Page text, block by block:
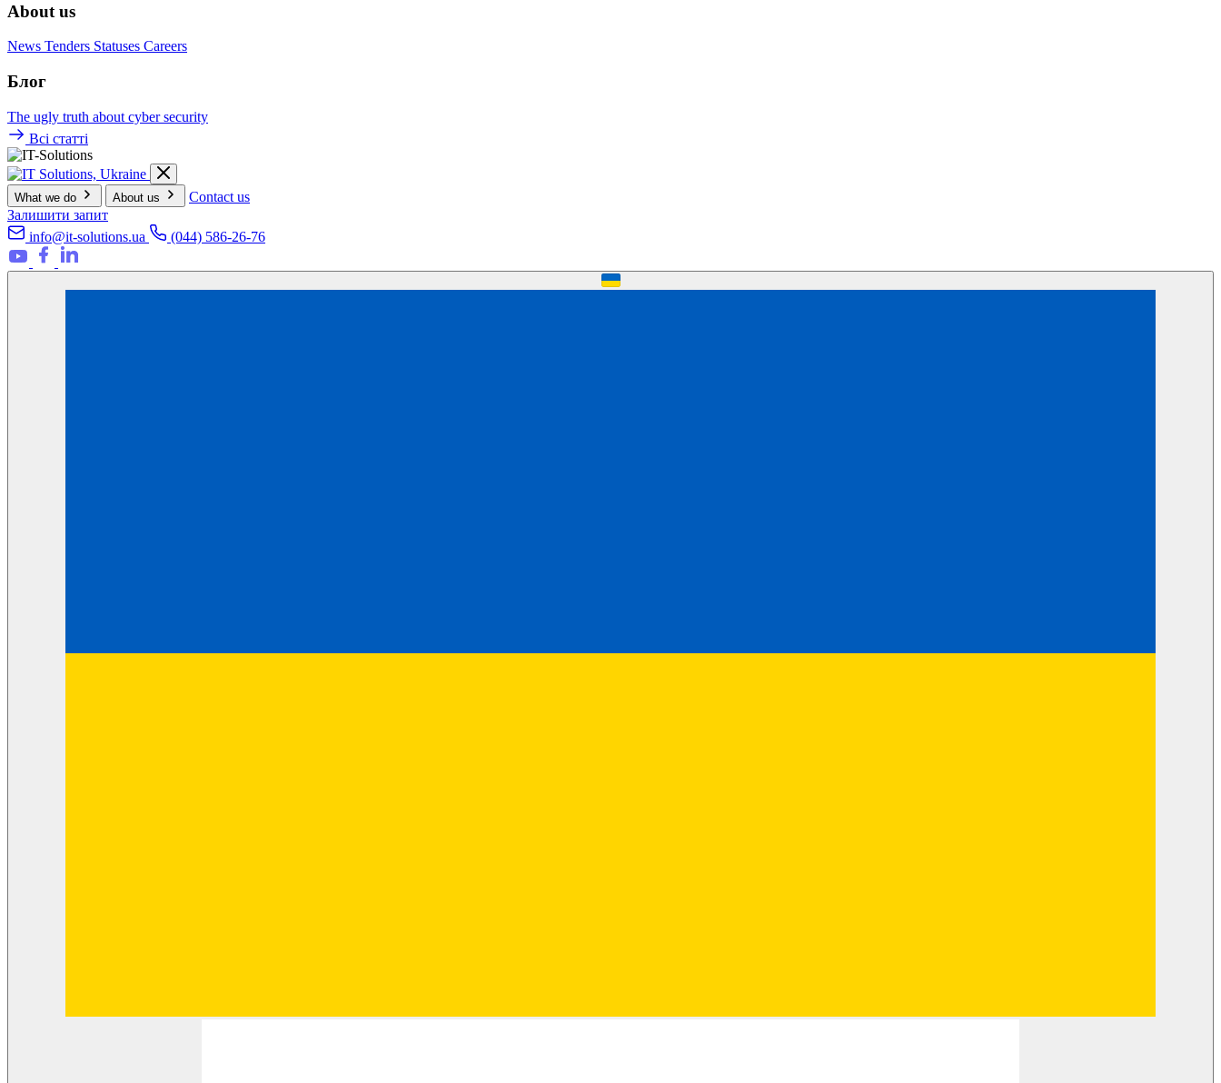
About us
News Tenders Statuses Careers
Блог
The ugly truth about cyber security
Всі статті
What we do About us
Contact us
Залишити запит
info@it-solutions.ua
(044) 586-26-76